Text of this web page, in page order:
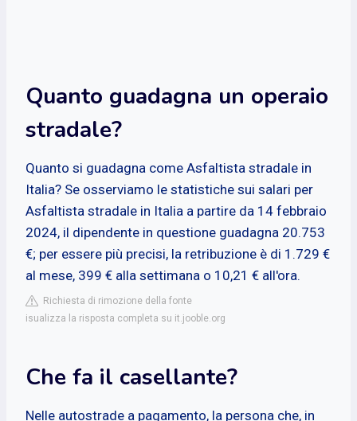
Quanto guadagna un operaio
stradale?
Quanto si guadagna come Asfaltista stradale in
Italia? Se osserviamo le statistiche sui salari per
Asfaltista stradale in Italia a partire da 14 febbraio
2024, il dipendente in questione guadagna 20.753
€; per essere più precisi, la retribuzione è di 1.729 €
al mese, 399 € alla settimana o 10,21 € all'ora.
Richiesta di rimozione della fonte
isualizza la risposta completa su it.jooble.org
Che fa il casellante?
Nelle autostrade a pagamento, la persona che, in